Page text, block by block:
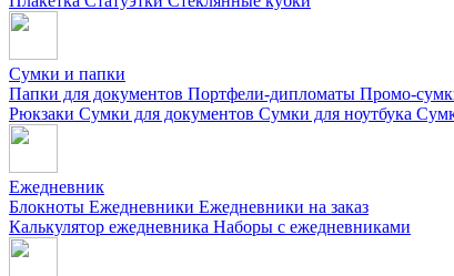
Сумки и папки
Папки для документов Портфели-дипломаты Промо-
Рюкзаки Сумки для документов Сумки для ноутбука
Ежедневник
Блокноты Ежедневники Ежедневники на заказ
Калькулятор ежедневника Наборы с ежедневниками